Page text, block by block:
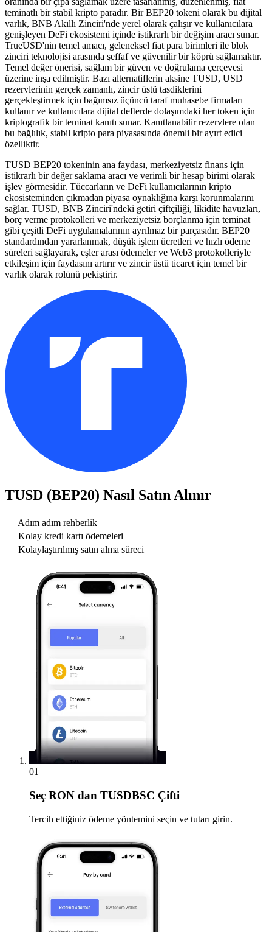
teminatlı bir stabil kripto paradır. Bir BEP20 tokeni olarak bu dijital
varlık, BNB Akıllı Zinciri'nde yerel olarak çalışır ve kullanıcılara
genişleyen DeFi ekosistemi içinde istikrarlı bir değişim aracı sunar.
TrueUSD'nin temel amacı, geleneksel fiat para birimleri ile blok
zinciri teknolojisi arasında şeffaf ve güvenilir bir köprü sağlamaktır.
Temel değer önerisi, sağlam bir güven ve doğrulama çerçevesi
üzerine inşa edilmiştir. Bazı alternatiflerin aksine TUSD, USD
rezervlerinin gerçek zamanlı, zincir üstü tasdiklerini
gerçekleştirmek için bağımsız üçüncü taraf muhasebe firmaları
kullanır ve kullanıcılara dijital defterde dolaşımdaki her token için
kriptografik bir teminat kanıtı sunar. Kanıtlanabilir rezervlere olan
bu bağlılık, stabil kripto para piyasasında önemli bir ayırt edici
özelliktir.
TUSD BEP20 tokeninin ana faydası, merkeziyetsiz finans için
istikrarlı bir değer saklama aracı ve verimli bir hesap birimi olarak
işlev görmesidir. Tüccarların ve DeFi kullanıcılarının kripto
ekosisteminden çıkmadan piyasa oynaklığına karşı korunmalarını
sağlar. TUSD, BNB Zinciri'ndeki getiri çiftçiliği, likidite havuzları,
borç verme protokolleri ve merkeziyetsiz borçlanma için teminat
gibi çeşitli DeFi uygulamalarının ayrılmaz bir parçasıdır. BEP20
standardından yararlanmak, düşük işlem ücretleri ve hızlı ödeme
süreleri sağlayarak, eşler arası ödemeler ve Web3 protokolleriyle
etkileşim için faydasını artırır ve zincir üstü ticaret için temel bir
varlık olarak rolünü pekiştirir.
TUSD (BEP20) Nasıl Satın Alınır
Adım adım rehberlik
Kolay kredi kartı ödemeleri
Kolaylaştırılmış satın alma süreci
01
Seç RON dan TUSDBSC Çifti
Tercih ettiğiniz ödeme yöntemini seçin ve tutarı girin.